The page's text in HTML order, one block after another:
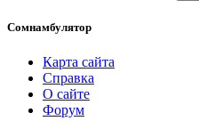
Сомнамбулятор
Карта сайта
Справка
О сайте
Форум